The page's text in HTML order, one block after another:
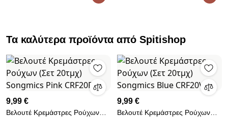
Τα καλύτερα προϊόντα από Spitishop
9,99 €
Βελουτέ Κρεμάστρες Ρούχων
9,99 €
Βελουτέ Κρεμάστρες Ρούχων